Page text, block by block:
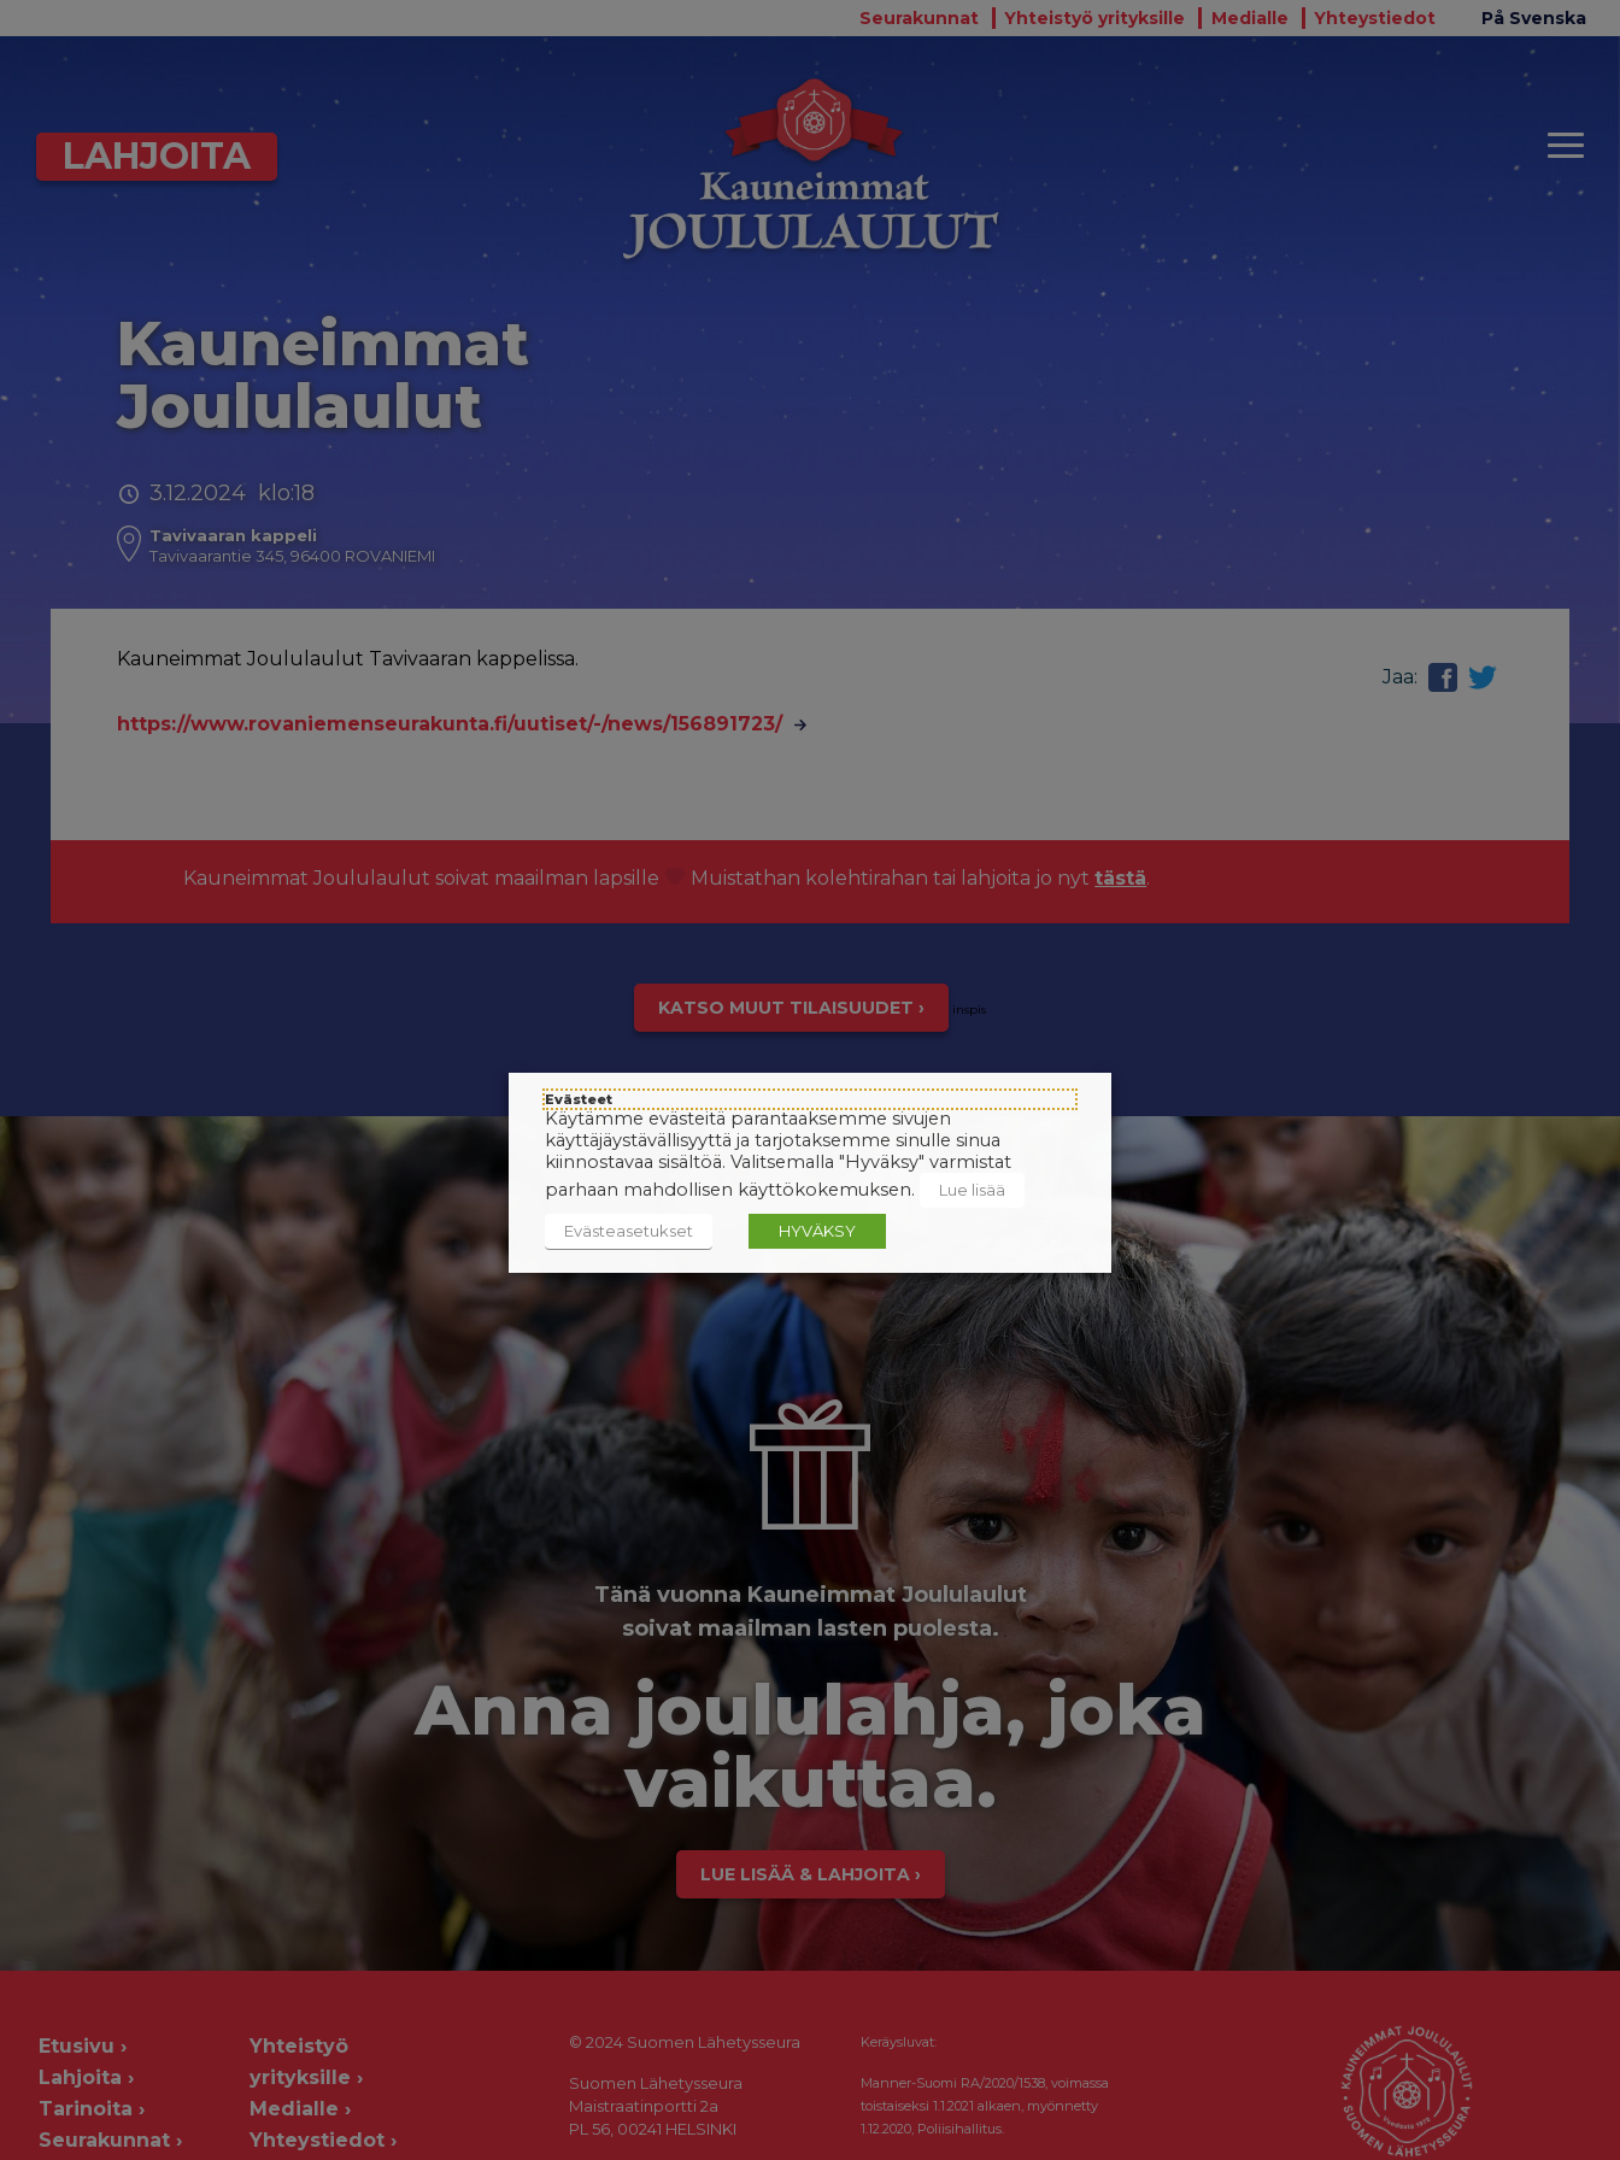
Seurakunnat Yhteistyö yrityksille Medialle Yhteystiedot På Svenska
LAHJOITA
Kauneimmat
Joululaulut
3.12.2024 klo:18
Tavivaaran kappeli
Tavivaarantie 345, 96400 ROVANIEMI
Jaa:
Kauneimmat Joululaulut Tavivaaran kappelissa.
https://www.rovaniemenseurakunta.fi/uutiset/-/news/156891723/
Kauneimmat Joululaulut soivat maailman lapsille Muistathan kolehtirahan tai lahjoita jo nyttästä.
KATSO MUUT TILAISUUDET › inspis
Tänä vuonna Kauneimmat Joululaulut
soivat maailman lasten puolesta.
Anna joululahja, joka
vaikuttaa.
LUE LISÄÄ & LAHJOITA ›
Etusivu
Lahjoita
Tarinoita
Seurakunnat
Yhteistyö
yrityksille
Medialle
Yhteystiedot
© 2024 Suomen Lähetysseura
Suomen Lähetysseura
Maistraatinportti 2a
PL 56, 00241 HELSINKI
Keräysluvat:
Manner-Suomi RA/2020/1538, voimassa
toistaiseksi 1.1.2021 alkaen, myönnetty
1.12.2020, Poliisihallitus.
Evästeet
Käytämme evästeitä parantaaksemme sivujen
käyttäjäystävällisyyttä ja tarjotaksemme sinulle sinua
kiinnostavaa sisältöä. Valitsemalla "Hyväksy" varmistat
parhaan mahdollisen käyttökokemuksen.
Lue lisää
Evästeasetukset HYVÄKSY